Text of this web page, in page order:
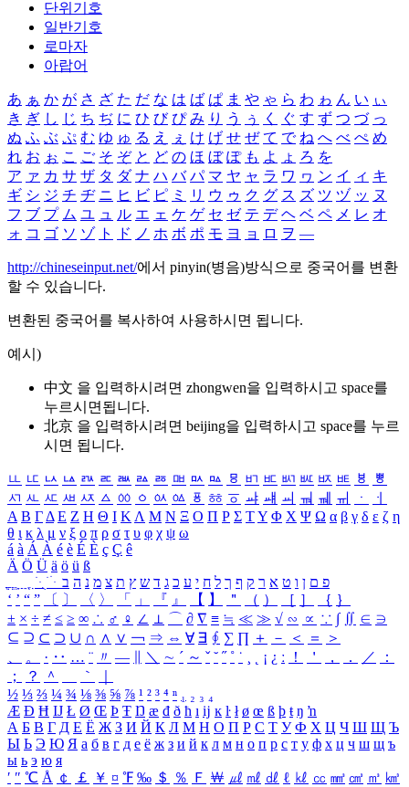
단위기호
일반기호
로마자
아랍어
あ ぁ か が さ ざ た だ な は ば ぱ ま や ゃ ら わ ゎ ん い ぃ
き ぎ し じ ち ぢ に ひ び ぴ み り う ぅ く ぐ す ず つ づ っ
ぬ ふ ぶ ぷ む ゆ ゅ る え ぇ け げ せ ぜ て で ね へ べ ぺ め
れ お ぉ こ ご そ ぞ と ど の ほ ぼ ぽ も よ ょ ろ を
ア ァ カ サ ザ タ ダ ナ ハ バ パ マ ヤ ャ ラ ワ ヮ ン イ ィ キ
ギ シ ジ チ ヂ ニ ヒ ビ ピ ミ リ ウ ゥ ク グ ス ズ ツ ヅ ッ ヌ
フ ブ プ ム ユ ュ ル エ ェ ケ ゲ セ ゼ テ デ ヘ ベ ペ メ レ オ
ォ コ ゴ ソ ゾ ト ド ノ ホ ボ ポ モ ヨ ョ ロ ヲ ―
http://chineseinput.net/에서 pinyin(병음)방식으로 중국어를 변환
할 수 있습니다.
변환된 중국어를 복사하여 사용하시면 됩니다.
예시)
中文 을 입력하시려면 zhongwen을 입력하시고 space를
누르시면됩니다.
北京 을 입력하시려면 beijing을 입력하시고 space를 누르
시면 됩니다.
ㅥ ㅦ ㅧ ㅨ ㅩ ㅪ ㅫ ㅬ ㅭ ㅮ ㅯ ㅰ ㅱ ㅲ ㅳ ㅴ ㅵ ㅶ ㅷ ㅸ
ㅹ
ㅺ ㅻ ㅼ ㅽ ㅾ ㅿ ㆀ ㆁ ㆂ ㆃ ㆄ ㆅ ㆆ ㆇ ㆈ ㆉ ㆊ ㆋ ㆌ ㆍ
ㆎ
Α Β ΓΔ Ε Ζ Η Θ Ι ΚΛ Μ Ν Ξ Ο Π Ρ Σ ΤΥ Φ Χ Ψ Ω α β γ δ ε ζ η
θ ι κ λ μ ν ξ ο π ρ σ τ υ φ χ ψ ω
á à Á À é è É È ç Ç ê
Ä Ö Ü ä ö ü ß
ִֶֹ ֻּ ׁׂ פ ם ן ו ט א ר ק ף ך ל ח י ע כ ג ד ש ץ ת צ מ נ ה ב
‘ ’ “ ” 〔 〕 〈 〉 「 」 『 』 【 】 ＂ （ ） ［ ］ ｛ ｝
± × ÷ ≠ ≤ ≥ ∞ ∴ ♂ ♀ ∠ ⊥ ⌒ ∂ ∇ ≡ ≒ ≪ ≫ √ ∽ ∝ ∵ ∫ ∬ ∈ ∋
⊆ ⊇ ⊂ ⊃ ∪ ∩ ∧ ∨ ￢ ⇒ ⇔ ∀ ∃ ∮ ∑ ∏ ＋ － ＜ ＝
＞
、
。 · ‥ … ¨ 〃 ― ＼ ∼ ´ ～ ˇ ˘ ˝ ˚ ˙ ¸ ¡ ¿ ː ！ ＇ ， ． ／
：
；
？ ＾ ｀
½ ⅓ ⅔ ¼ ¾ ⅛ ⅜ ⅝ ⅞ ¹ ² ³ ⁴ ⁿ ₁ ₂ ₃ ₄
Æ Ð Ħ Ĳ Ł Ø Œ Þ Ŧ Ŋ æ đ ð ħ ı ĳ ĸ ŀ ł ø œ ß þ ŧ ŋ ŉ
А Б В Г Д Е Ё Ж З И Й К Л М Н О П Р С Т У Ф Х Ц Ч Ш Щ Ъ
Ы Ь Э Ю Я а б в г д е ё ж з и й к л м н о п р с т у ф х ц ч ш щ ъ
ы ь э ю я
′ ″ ℃ Å ￠ ￡ ￥ ¤ ℉ ‰ ＄ ％ Ｆ ￦ ㎕ ㎖ ㎗ ℓ ㎘ ㏄ ㎣ ㎤ ㎥ ㎦